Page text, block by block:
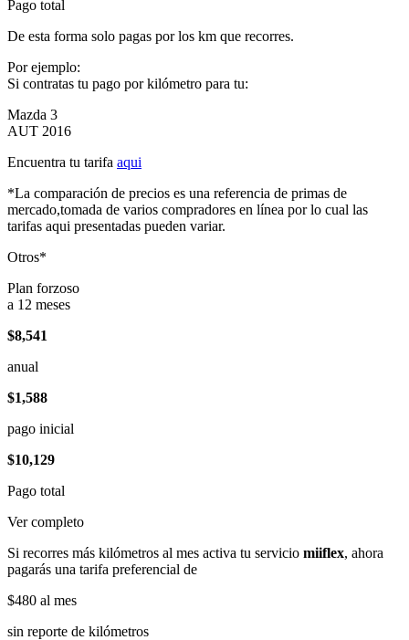
Pago total
De esta forma solo pagas por los km que recorres.
Por ejemplo:
Si contratas tu pago por kilómetro para tu:
Mazda 3
AUT 2016
Encuentra tu tarifa aqui
*La comparación de precios es una referencia de primas de
mercado,tomada de varios compradores en línea por lo cual las
tarifas aqui presentadas pueden variar.
Otros*
Plan forzoso
a 12 meses
$8,541
anual
$1,588
pago inicial
$10,129
Pago total
Ver completo
Si recorres más kilómetros al mes activa tu servicio miiflex, ahora
pagarás una tarifa preferencial de
$480 al mes
sin reporte de kilómetros